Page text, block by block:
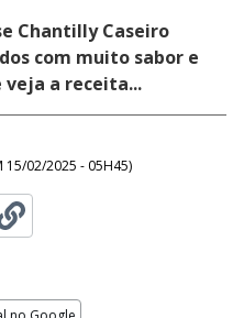
Chantilly Caseiro
com muito sabor e
veja a receita...
15/02/2025 - 05H45)